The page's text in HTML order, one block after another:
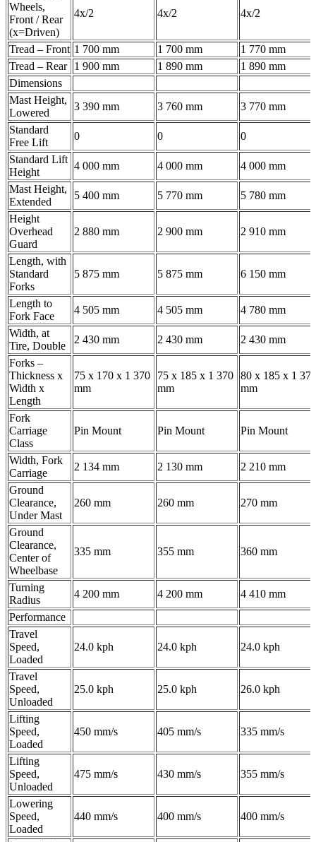
Wheels,
Front / Rear
(x=Driven)
4x/2 4x/2 4x/2
Tread – Front 1 700 mm 1 700 mm
1 770 mm
Tread – Rear
1 900 mm 1 890 mm
1 890 mm
Dimensions
Mast Height,
Lowered
3 390 mm 3 760 mm
3 770 mm
Standard
Free Lift
0 0
0
Standard Lift
Height
4 000 mm 4 000 mm
4 000 mm
Mast Height,
Extended
5 400 mm 5 770 mm
5 780 mm
Height
Overhead
Guard
2 880 mm 2 900 mm 2 910 mm
Length, with
Standard
Forks
5 875 mm 5 875 mm 6 150 mm
Length to
Fork Face
4 505 mm 4 505 mm
4 780 mm
Width, at
Tire, Double
2 430 mm 2 430 mm
2 430 mm
Forks –
Thickness x
Width x
Length
75 x 170 x 1 370
mm
75 x 185 x 1 370
mm
80 x 185 x 1 370
mm
Fork
Carriage
Class
Pin Mount Pin Mount Pin Mount
Width, Fork
Carriage
2 134 mm 2 130 mm
2 210 mm
Ground
Clearance,
Under Mast
260 mm 260 mm 270 mm
Ground
Clearance,
Center of
Wheelbase
335 mm 355 mm 360 mm
Turning
Radius
4 200 mm 4 200 mm
4 410 mm
Performance
Travel
Speed,
Loaded
24.0 kph 24.0 kph 24.0 kph
Travel
Speed,
Unloaded
25.0 kph 25.0 kph 26.0 kph
Lifting
Speed,
Loaded
450 mm/s 405 mm/s 335 mm/s
Lifting
Speed,
Unloaded
475 mm/s 430 mm/s 355 mm/s
Lowering
Speed,
Loaded
440 mm/s 400 mm/s 400 mm/s